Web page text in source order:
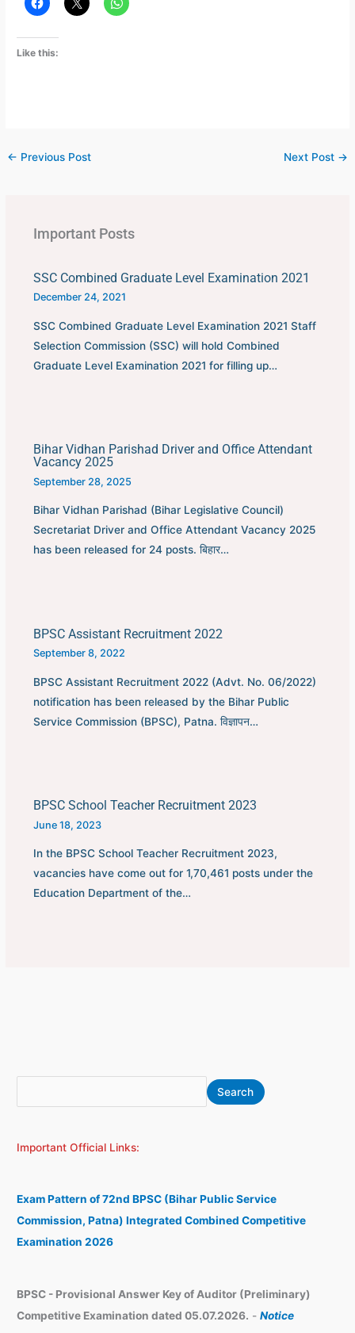
Like this:
← Previous Post Next Post →
Important Posts
SSC Combined Graduate Level Examination 2021
December 24, 2021
SSC Combined Graduate Level Examination 2021 Staff
Selection Commission (SSC) will hold Combined
Graduate Level Examination 2021 for filling up…
Bihar Vidhan Parishad Driver and Office Attendant
Vacancy 2025
September 28, 2025
Bihar Vidhan Parishad (Bihar Legislative Council)
Secretariat Driver and Office Attendant Vacancy 2025
has been released for 24 posts. बिहार…
BPSC Assistant Recruitment 2022
September 8, 2022
BPSC Assistant Recruitment 2022 (Advt. No. 06/2022)
notification has been released by the Bihar Public
Service Commission (BPSC), Patna. विज्ञापन…
BPSC School Teacher Recruitment 2023
June 18, 2023
In the BPSC School Teacher Recruitment 2023,
vacancies have come out for 1,70,461 posts under the
Education Department of the…
e
r
h
Search
Important Official Links:
Exam Pattern of 72nd BPSC (Bihar Public Service
Commission, Patna) Integrated Combined Competitive
Examination 2026
BPSC - Provisional Answer Key of Auditor (Preliminary)
Competitive Examination dated 05.07.2026. -Notice
r
h
v
e
s